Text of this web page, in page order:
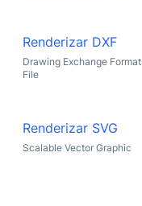
Renderizar DXF
Drawing Exchange Format
File
Renderizar SVG
Scalable Vector Graphic